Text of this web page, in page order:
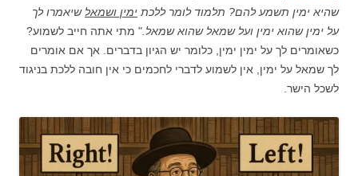
שהיא ימין תשמע להם? תלמוד לומר ללכת ימין ושמאל שיאמרו לך
על ימין שהוא ימין ועל שמאל שהוא שמאל. " מתי אתה חייב לשמוע?
כשאומרים לך על ימין ימין, כלומר יש הגיון בדברים. אך אם אומרים
לך שמאל על ימין, אין לשמוע לדברי לחכמים כי אין חובה ללכת בניגוד
לשכל הישר.